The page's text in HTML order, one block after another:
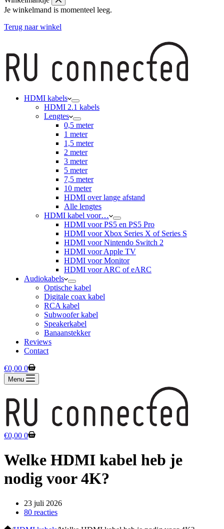
Je winkelmand is momenteel leeg.
Terug naar winkel
HDMI kabels
HDMI 2.1 kabels
Lengtes
0,5 meter
1 meter
1,5 meter
2 meter
3 meter
5 meter
7,5 meter
10 meter
HDMI over lange afstand
Alle lengtes
HDMI kabel voor…
HDMI voor PS5 en PS5 Pro
HDMI voor Xbox Series X of Series S
HDMI voor Nintendo Switch 2
HDMI voor Apple TV
HDMI voor Monitor
HDMI voor ARC of eARC
Audiokabels
Optische kabel
Digitale coax kabel
RCA kabel
Subwoofer kabel
Speakerkabel
Banaanstekker
Reviews
Contact
Winkelwagen
€0,00 0
Menu
Winkelwagen
€0,00 0
Welke HDMI kabel heb je
nodig voor 4K?
23 juli 2026
80 reacties